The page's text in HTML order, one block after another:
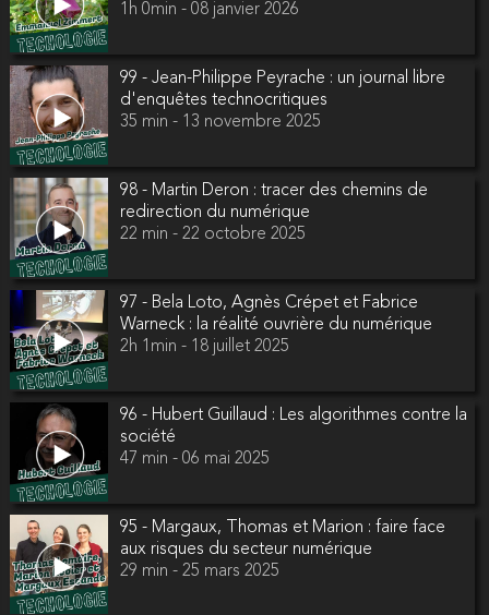
1h 0min - 08 janvier 2026
99 - Jean-Philippe Peyrache : un journal libre
d'enquêtes technocritiques
35 min - 13 novembre 2025
98 - Martin Deron : tracer des chemins de
redirection du numérique
22 min - 22 octobre 2025
97 - Bela Loto, Agnès Crépet et Fabrice
Warneck : la réalité ouvrière du numérique
2h 1min - 18 juillet 2025
96 - Hubert Guillaud : Les algorithmes contre la
société
47 min - 06 mai 2025
95 - Margaux, Thomas et Marion : faire face
aux risques du secteur numérique
29 min - 25 mars 2025